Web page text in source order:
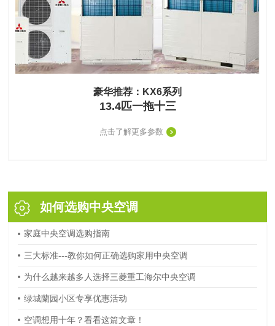
豪华推荐：KX6系列
13.4匹一拖十三
点击了解更多参数
如何选购中央空调
家庭中央空调选购指南
三大标准---教你如何正确选购家用中央空调
为什么越来越多人选择三菱重工海尔中央空调
绿城蘭园小区专享优惠活动
空调想用十年？看看这篇文章！